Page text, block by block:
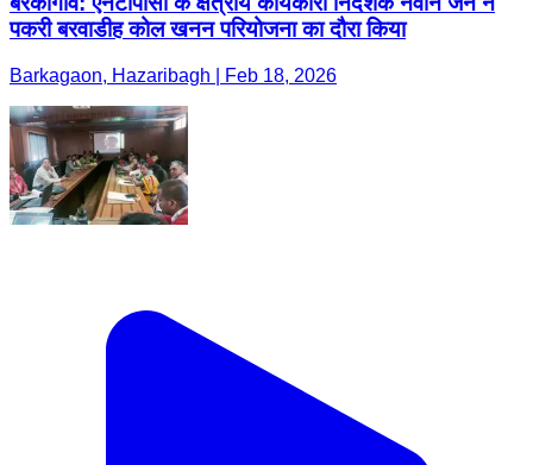
पकरी बरवाडीह कोल खनन परियोजना का दौरा किया
Barkagaon, Hazaribagh | Feb 18, 2026